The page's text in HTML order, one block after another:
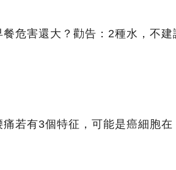
危害還大？勸告：2種水，不建
若有3個特征，可能是癌細胞在